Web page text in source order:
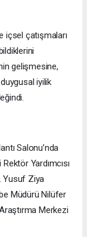
içsel çatışmaları
gelişmesine,
iyilik
Salonu’nda
Yardımcısı
Yusuf Ziya
Müdürü Nilüfer
Merkezi